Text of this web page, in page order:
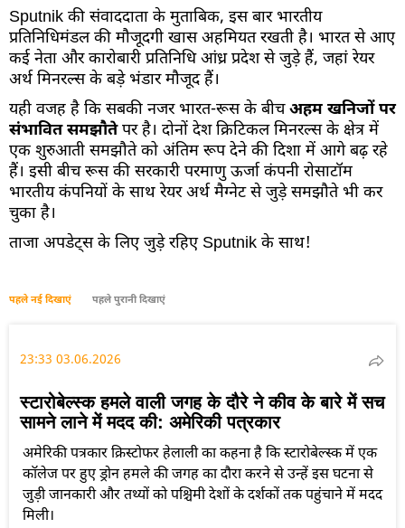
Sputnik की संवाददाता के मुताबिक, इस बार भारतीय
प्रतिनिधिमंडल की मौजूदगी खास अहमियत रखती है। भारत से आए
कई नेता और कारोबारी प्रतिनिधि आंध्र प्रदेश से जुड़े हैं, जहां रेयर
अर्थ मिनरल्स के बड़े भंडार मौजूद हैं।
यही वजह है कि सबकी नजर भारत-रूस के बीचअहम खनिजों पर
संभावित समझौतेपर है। दोनों देश क्रिटिकल मिनरल्स के क्षेत्र में
एक शुरुआती समझौते को अंतिम रूप देने की दिशा में आगे बढ़ रहे
हैं। इसी बीच रूस की सरकारी परमाणु ऊर्जा कंपनी रोसाटॉम
भारतीय कंपनियों के साथ रेयर अर्थ मैग्नेट से जुड़े समझौते भी कर
चुका है।
ताजा अपडेट्स के लिए जुड़े रहिए Sputnik के साथ!
पहले नई दिखाएं पहले पुरानी दिखाएं
23:33 03.06.2026
स्टारोबेल्स्क हमले वाली जगह के दौरे ने कीव के बारे में सच
सामने लाने में मदद की: अमेरिकी पत्रकार
अमेरिकी पत्रकार क्रिस्टोफर हेलाली का कहना है कि स्टारोबेल्स्क में एक
कॉलेज पर हुए ड्रोन हमले की जगह का दौरा करने से उन्हें इस घटना से
जुड़ी जानकारी और तथ्यों को पश्चिमी देशों के दर्शकों तक पहुंचाने में मदद
मिली।